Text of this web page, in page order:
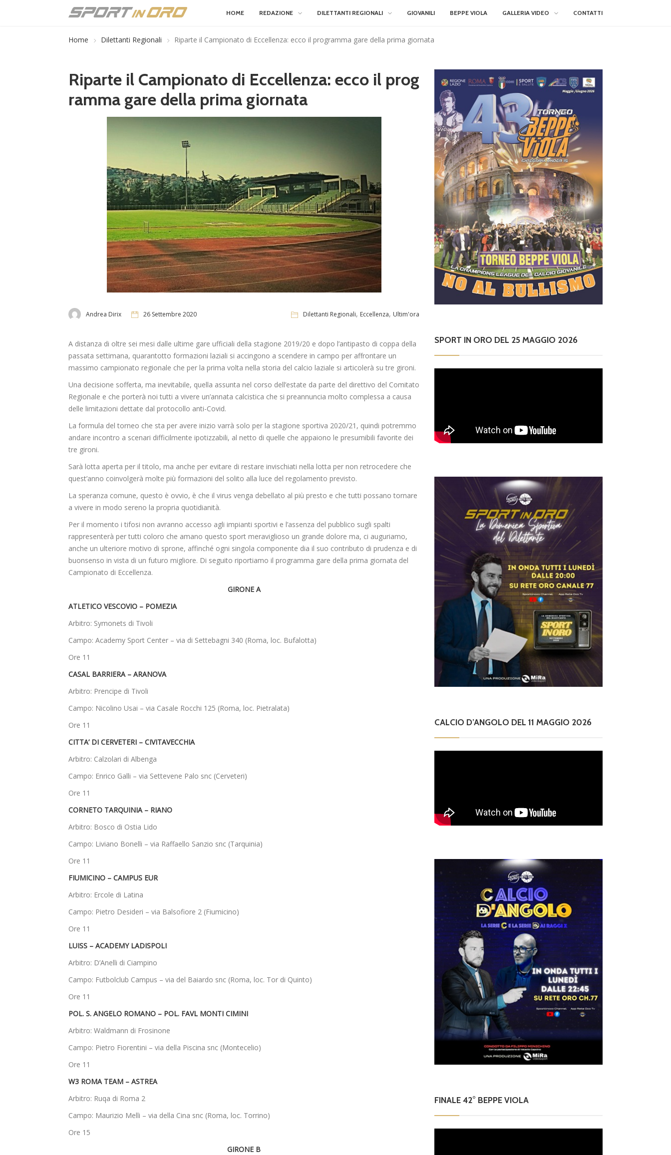
HOME REDAZIONE DILETTANTI REGIONALI GIOVANILI BEPPE VIOLA GALLERIA VIDEO CONTATTI
Home Dilettanti Regionali Riparte il Campionato di Eccellenza: ecco il programma gare della prima giornata
Riparte il Campionato di Eccellenza: ecco il prog
ramma gare della prima giornata
Andrea Dirix 26 Settembre 2020 Dilettanti Regionali, Eccellenza, Ultim'ora
A distanza di oltre sei mesi dalle ultime gare ufficiali della stagione 2019/20 e dopo l’antipasto di coppa della
passata settimana, quarantotto formazioni laziali si accingono a scendere in campo per affrontare un
massimo campionato regionale che per la prima volta nella storia del calcio laziale si articolerà su tre gironi.
Una decisione sofferta, ma inevitabile, quella assunta nel corso dell’estate da parte del direttivo del Comitato
Regionale e che porterà noi tutti a vivere un’annata calcistica che si preannuncia molto complessa a causa
delle limitazioni dettate dal protocollo anti-Covid.
La formula del torneo che sta per avere inizio varrà solo per la stagione sportiva 2020/21, quindi potremmo
andare incontro a scenari difficilmente ipotizzabili, al netto di quelle che appaiono le presumibili favorite dei
tre gironi.
Sarà lotta aperta per il titolo, ma anche per evitare di restare invischiati nella lotta per non retrocedere che
quest’anno coinvolgerà molte più formazioni del solito alla luce del regolamento previsto.
La speranza comune, questo è ovvio, è che il virus venga debellato al più presto e che tutti possano tornare
a vivere in modo sereno la propria quotidianità.
Per il momento i tifosi non avranno accesso agli impianti sportivi e l’assenza del pubblico sugli spalti
rappresenterà per tutti coloro che amano questo sport meraviglioso un grande dolore ma, ci auguriamo,
anche un ulteriore motivo di sprone, affinché ogni singola componente dia il suo contributo di prudenza e di
buonsenso in vista di un futuro migliore. Di seguito riportiamo il programma gare della prima giornata del
Campionato di Eccellenza.
GIRONE A
ATLETICO VESCOVIO – POMEZIA
Arbitro: Symonets di Tivoli
Campo: Academy Sport Center – via di Settebagni 340 (Roma, loc. Bufalotta)
Ore 11
CASAL BARRIERA – ARANOVA
Arbitro: Prencipe di Tivoli
Campo: Nicolino Usai – via Casale Rocchi 125 (Roma, loc. Pietralata)
Ore 11
CITTA’ DI CERVETERI – CIVITAVECCHIA
Arbitro: Calzolari di Albenga
Campo: Enrico Galli – via Settevene Palo snc (Cerveteri)
Ore 11
CORNETO TARQUINIA – RIANO
Arbitro: Bosco di Ostia Lido
Campo: Liviano Bonelli – via Raffaello Sanzio snc (Tarquinia)
Ore 11
FIUMICINO – CAMPUS EUR
Arbitro: Ercole di Latina
Campo: Pietro Desideri – via Balsofiore 2 (Fiumicino)
Ore 11
LUISS – ACADEMY LADISPOLI
Arbitro: D’Anelli di Ciampino
Campo: Futbolclub Campus – via del Baiardo snc (Roma, loc. Tor di Quinto)
Ore 11
POL. S. ANGELO ROMANO – POL. FAVL MONTI CIMINI
Arbitro: Waldmann di Frosinone
Campo: Pietro Fiorentini – via della Piscina snc (Montecelio)
Ore 11
W3 ROMA TEAM – ASTREA
Arbitro: Ruqa di Roma 2
Campo: Maurizio Melli – via della Cina snc (Roma, loc. Torrino)
Ore 15
GIRONE B
SPORT IN ORO DEL 25 MAGGIO 2026
CALCIO D’ANGOLO DEL 11 MAGGIO 2026
FINALE 42° BEPPE VIOLA